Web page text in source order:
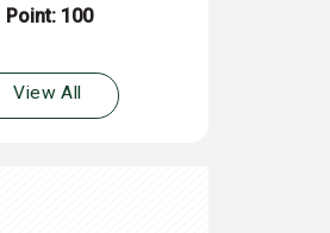
Point: 100
View All